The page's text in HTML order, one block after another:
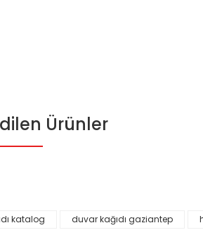
yorumu siz yapın!
formunu kullanarak tarafımıza
Ürünler
katalog duvar kağıdı gaziantep